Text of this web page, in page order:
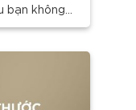
bạn không